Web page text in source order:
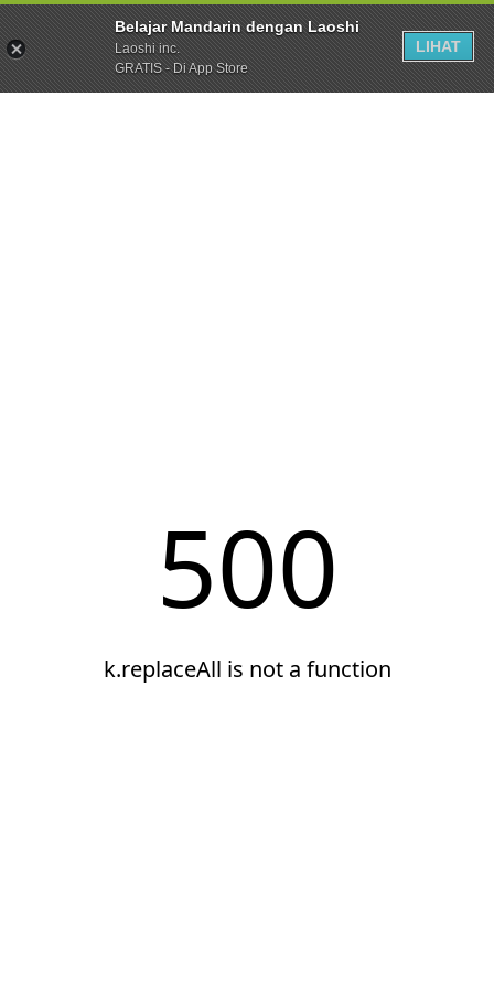
Belajar Mandarin dengan Laoshi
Laoshi inc.
GRATIS - Di App Store
LIHAT
500
k.replaceAll is not a function